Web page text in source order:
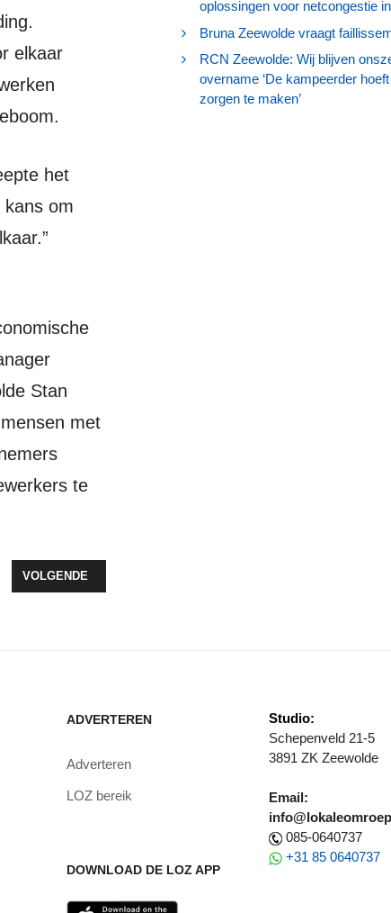
elkaar
kans om
Stan
met
te
2025
VOLGENDE ARTIKEL: MEDISCH SPECIALISTEN ST JANSDAL
VOLGENDE
oplossingen voor netcongestie
Bruna Zeewolde vraagt
RCN Zeewolde: Wij blijven
overname ‘De kampeerder
zorgen te maken’
ADVERTEREN
Adverteren
LOZ bereik
DOWNLOAD DE LOZ APP
Studio:
Schepenveld 21-5
3891 ZK Zeewolde
Email:
085-0640737
+31 85 0640737